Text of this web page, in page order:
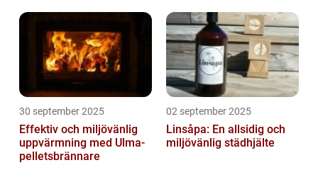
30 september 2025
Effektiv och miljövänlig
uppvärmning med Ulma-
pelletsbrännare
02 september 2025
Linsåpa: En allsidig och
miljövänlig städhjälte